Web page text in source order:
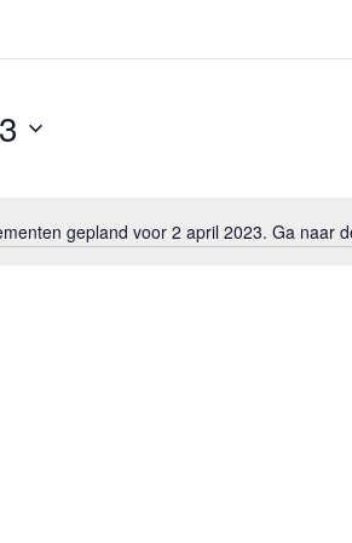
Bericht
gepland voor 2 april 2023. Ga naar